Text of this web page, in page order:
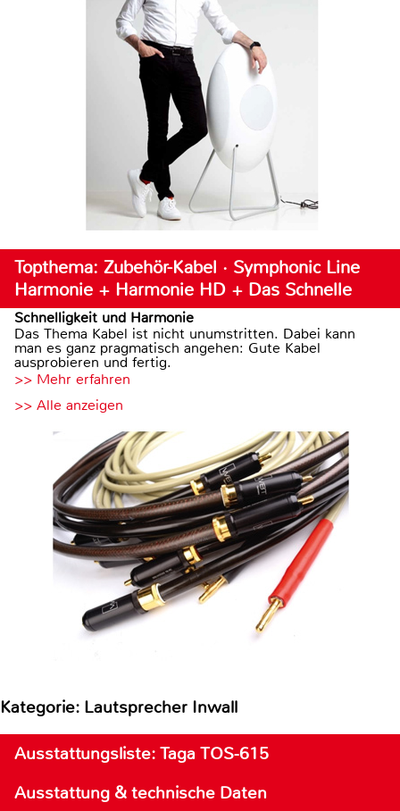
Topthema: Zubehör-Kabel · Symphonic Line
Harmonie + Harmonie HD + Das Schnelle
Schnelligkeit und Harmonie
Das Thema Kabel ist nicht unumstritten. Dabei kann
man es ganz pragmatisch angehen: Gute Kabel
ausprobieren und fertig.
>> Mehr erfahren
>> Alle anzeigen
Kategorie: Lautsprecher Inwall
Ausstattungsliste: Taga TOS-615
Ausstattung & technische Daten